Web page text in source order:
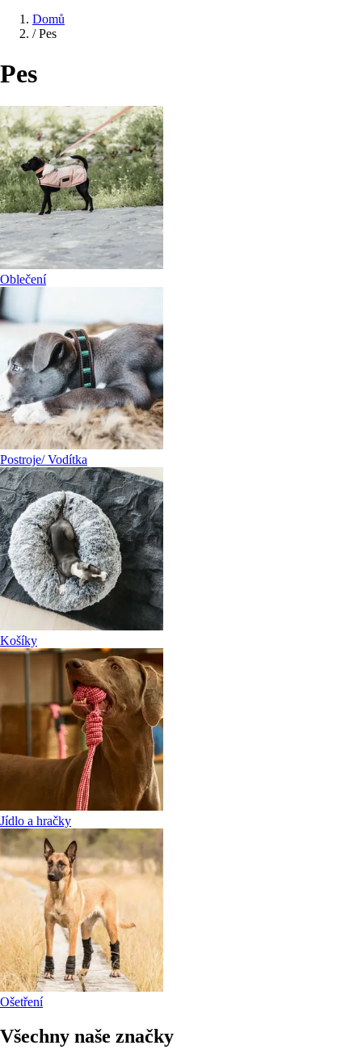
Domů
/ Pes
Pes
Oblečení
Postroje/ Vodítka
Košíky
Jídlo a hračky
Ošetření
Všechny naše značky